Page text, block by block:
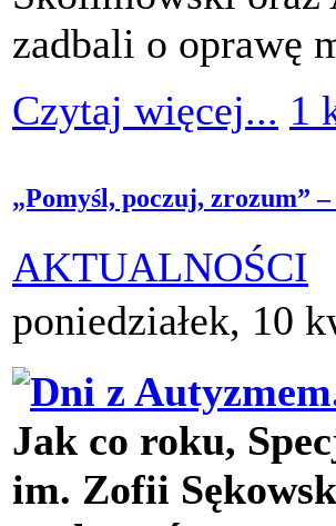
zadbali o oprawę
Czytaj więcej... 1
„Pomyśl, poczuj, zrozum”
AKTUALNOŚCI
poniedziałek, 10
Jak co roku,
im. Zofii